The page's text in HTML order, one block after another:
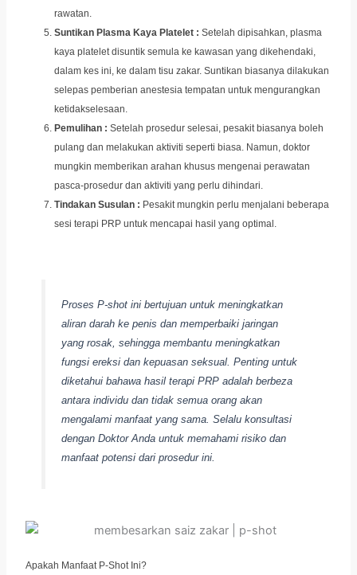
rawatan.
Suntikan Plasma Kaya Platelet : Setelah dipisahkan, plasma
kaya platelet disuntik semula ke kawasan yang dikehendaki,
dalam kes ini, ke dalam tisu zakar. Suntikan biasanya dilakukan
selepas pemberian anestesia tempatan untuk mengurangkan
ketidakselesaan.
Pemulihan : Setelah prosedur selesai, pesakit biasanya boleh
pulang dan melakukan aktiviti seperti biasa. Namun, doktor
mungkin memberikan arahan khusus mengenai perawatan
pasca-prosedur dan aktiviti yang perlu dihindari.
Tindakan Susulan : Pesakit mungkin perlu menjalani beberapa
sesi terapi PRP untuk mencapai hasil yang optimal.
Proses P-shot ini bertujuan untuk meningkatkan
aliran darah ke penis dan memperbaiki jaringan
yang rosak, sehingga membantu meningkatkan
fungsi ereksi dan kepuasan seksual. Penting untuk
diketahui bahawa hasil terapi PRP adalah berbeza
antara individu dan tidak semua orang akan
mengalami manfaat yang sama. Selalu konsultasi
dengan Doktor Anda untuk memahami risiko dan
manfaat potensi dari prosedur ini.
Apakah Manfaat P-Shot Ini?